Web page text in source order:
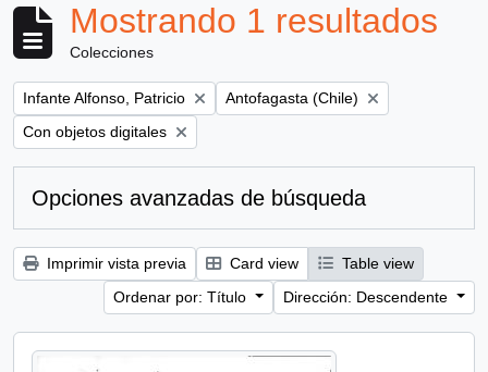
Mostrando 1 resultados
Colecciones
Remove filter:
Infante Alfonso, Patricio Remove filter:
Antofagasta (Chile)
Remove filter:
Con objetos digitales
Opciones avanzadas de búsqueda
Imprimir vista previa Card view
Table view
Ordenar por: Título
Dirección: Descendente